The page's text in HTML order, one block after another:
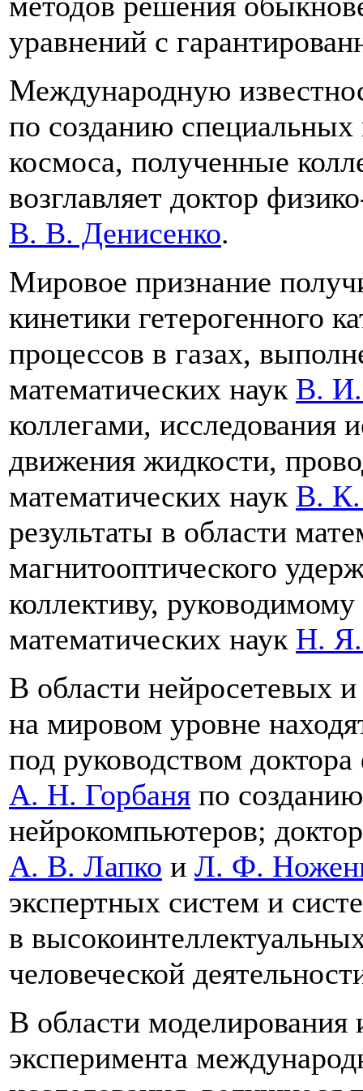
уравнений с
Международную
по созданию
космоса, полученные
возглавляет доктор
В. В. Денисенко.
Мировое признание
кинетики гетерогенного
процессов в газах,
математических наук В.
коллегами, исследования
движения жидкости,
математических наук В.
результаты в области
магнитооптического
коллективу,
математических наук Н.
В области нейросетевых
на мировом уровне
под руководством
А. Н. Горбаня по
нейрокомпьютеров;
А. В. Лапко и Л. Ф.
экспертных систем и
в
человеческой
В области моделирования
эксперимента